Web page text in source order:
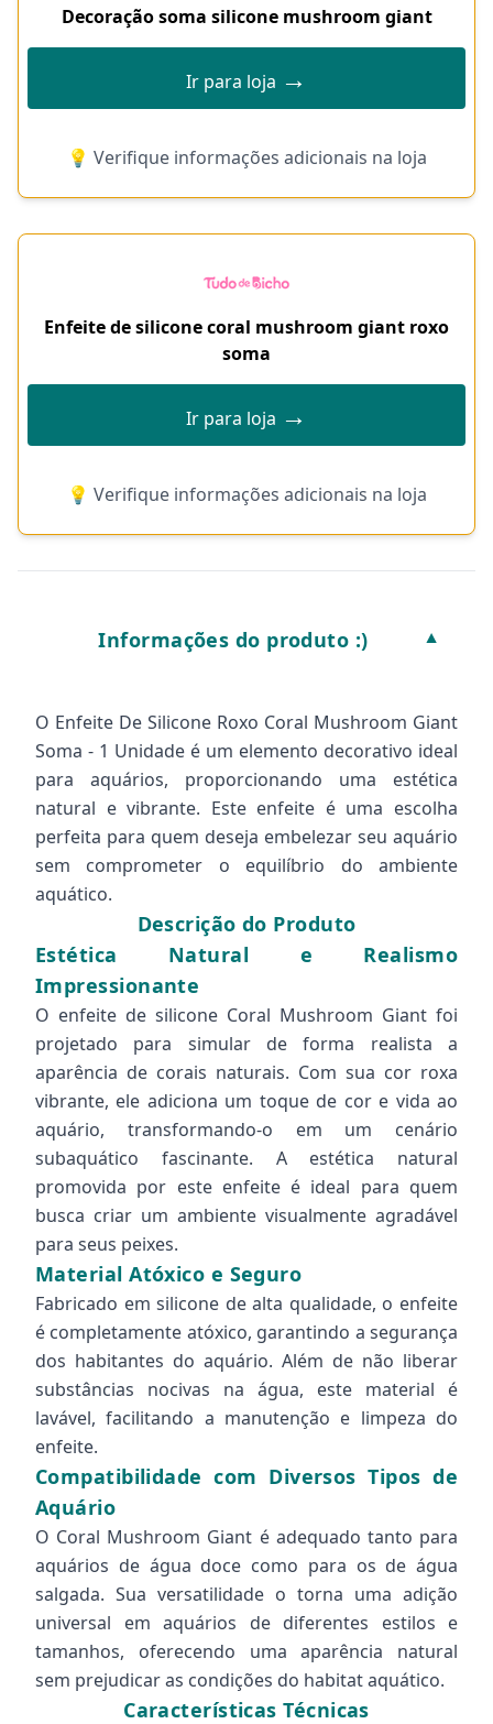
Decoração soma silicone mushroom giant
Ir para loja →
💡 Verifique informações adicionais na loja
Enfeite de silicone coral mushroom giant roxo
soma
Ir para loja →
💡 Verifique informações adicionais na loja
Informações do produto :) ▼
O Enfeite De Silicone Roxo Coral Mushroom Giant
Soma - 1 Unidade é um elemento decorativo ideal
para aquários, proporcionando uma estética
natural e vibrante. Este enfeite é uma escolha
perfeita para quem deseja embelezar seu aquário
sem comprometer o equilíbrio do ambiente
aquático.
Descrição do Produto
Estética Natural e Realismo
Impressionante
O enfeite de silicone Coral Mushroom Giant foi
projetado para simular de forma realista a
aparência de corais naturais. Com sua cor roxa
vibrante, ele adiciona um toque de cor e vida ao
aquário, transformando-o em um cenário
subaquático fascinante. A estética natural
promovida por este enfeite é ideal para quem
busca criar um ambiente visualmente agradável
para seus peixes.
Material Atóxico e Seguro
Fabricado em silicone de alta qualidade, o enfeite
é completamente atóxico, garantindo a segurança
dos habitantes do aquário. Além de não liberar
substâncias nocivas na água, este material é
lavável, facilitando a manutenção e limpeza do
enfeite.
Compatibilidade com Diversos Tipos de
Aquário
O Coral Mushroom Giant é adequado tanto para
aquários de água doce como para os de água
salgada. Sua versatilidade o torna uma adição
universal em aquários de diferentes estilos e
tamanhos, oferecendo uma aparência natural
sem prejudicar as condições do habitat aquático.
Características Técnicas